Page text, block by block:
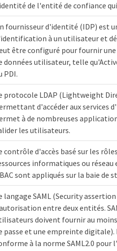
de l'entité de confiance
fournisseur d'identité (IDP) est
à un utilisateur et
être configuré pour fournir
données utilisateur, telle
PDI.
protocole LDAP (Lightweight
d'accéder aux services
à de nombreuses
les utilisateurs.
contrôle d'accès basé sur les
informatiques ou
sont appliqués sur la baie de
langage SAML (Security
entre deux entités.
doivent fournir au
passe et une empreinte
à la norme SAML2.0